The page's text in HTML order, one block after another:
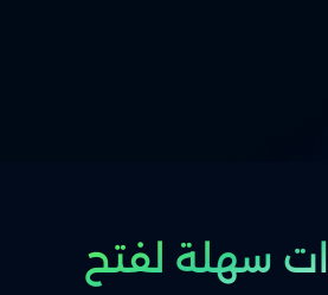
سهلة لفتح